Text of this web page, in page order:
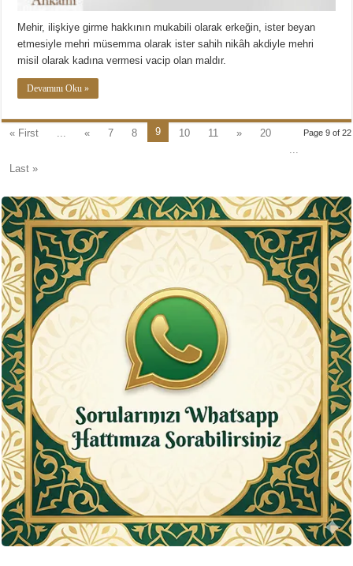
Mehir, ilişkiye girme hakkının mukabili olarak erkeğin, ister beyan
etmesiyle mehri müsemma olarak ister sahih nikâh akdiyle mehri
misil olarak kadına vermesi vacip olan maldır.
Devamını Oku »
Page 9 of 22
« First « 7 8 9 10 11 »
20
Last »